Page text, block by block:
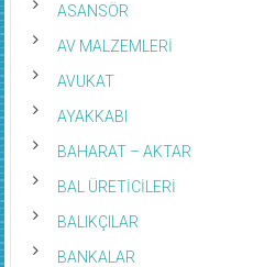
ASANSÖR
AV MALZEMLERİ
AVUKAT
AYAKKABI
BAHARAT – AKTAR
BAL ÜRETİCİLERİ
BALIKÇILAR
BANKALAR